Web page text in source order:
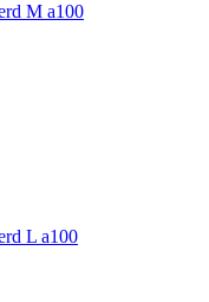
M a100
L a100